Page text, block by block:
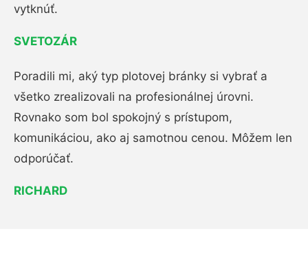
vytknúť.
SVETOZÁR
Poradili mi, aký typ plotovej bránky si vybrať a
všetko zrealizovali na profesionálnej úrovni.
Rovnako som bol spokojný s prístupom,
komunikáciou, ako aj samotnou cenou. Môžem len
odporúčať.
RICHARD